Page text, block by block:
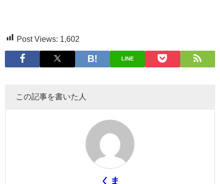
Post Views: 1,602
LINE
この記事を書いた人
くま